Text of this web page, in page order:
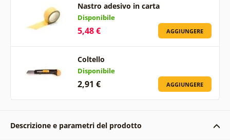
Nastro adesivo in carta
Disponibile
5,48 € AGGIUNGERE
Coltello
Disponibile
2,91 € AGGIUNGERE
Descrizione e parametri del prodotto